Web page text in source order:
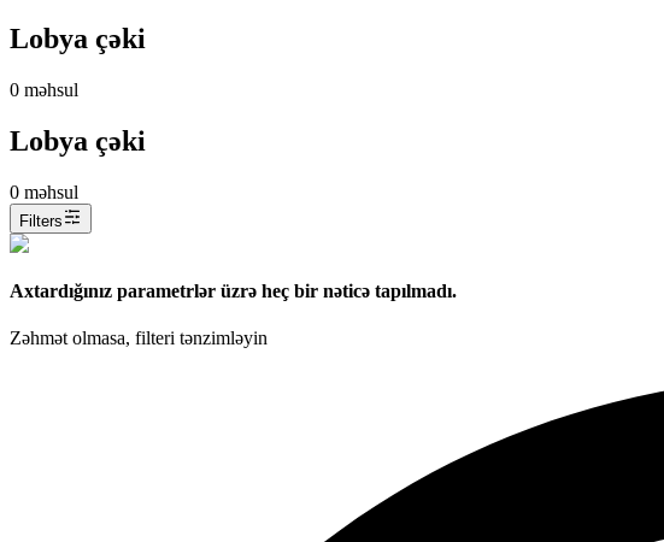
Lobya çəki
0 məhsul
Lobya çəki
0 məhsul
Filters
Axtardığınız parametrlər üzrə heç bir nəticə tapılmadı.
Zəhmət olmasa, filteri tənzimləyin